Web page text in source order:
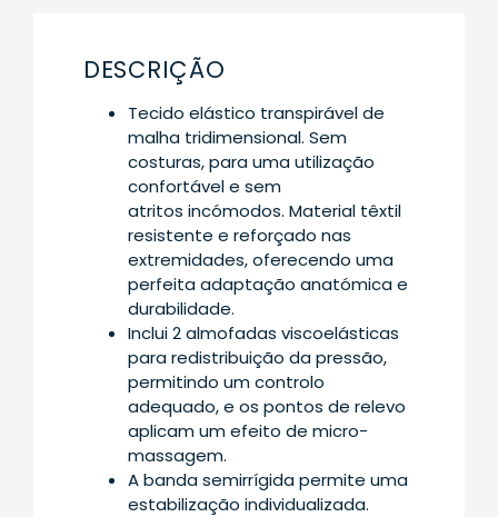
DESCRIÇÃO
Tecido elástico transpirável de
malha tridimensional. Sem
costuras, para uma utilização
confortável e sem
atritos incómodos. Material têxtil
resistente e reforçado nas
extremidades, oferecendo uma
perfeita adaptação anatómica e
durabilidade.
Inclui 2 almofadas viscoelásticas
para redistribuição da pressão,
permitindo um controlo
adequado, e os pontos de relevo
aplicam um efeito de micro-
massagem.
A banda semirrígida permite uma
estabilização individualizada.